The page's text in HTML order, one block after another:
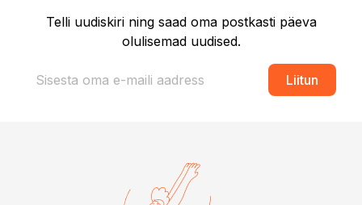
Telli uudiskiri ning saad oma postkasti päeva
olulisemad uudised.
Liitun